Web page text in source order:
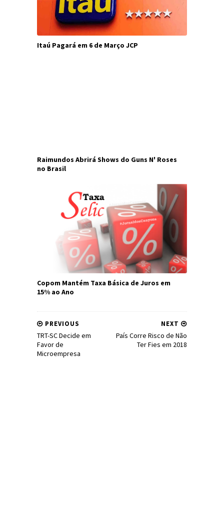
Itaú Pagará em 6 de Março JCP
Raimundos Abrirá Shows do Guns N' Roses
no Brasil
Copom Mantém Taxa Básica de Juros em
15% ao Ano
NEXT
País Corre Risco de Não
Ter Fies em 2018
PREVIOUS
TRT-SC Decide em
Favor de
Microempresa